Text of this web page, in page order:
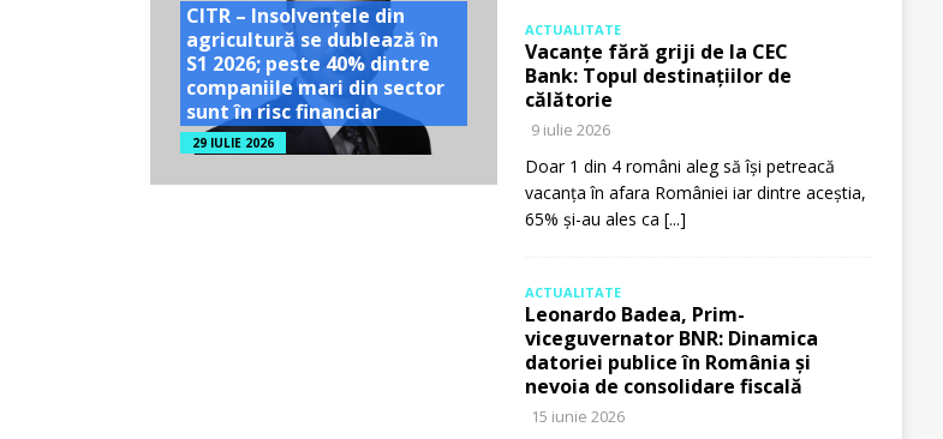
CITR – Insolvențele din
agricultură se dublează în
S1 2026; peste 40% dintre
companiile mari din sector
sunt în risc financiar
29 IULIE 2026
ACTUALITATE
Vacanțe fără griji de la CEC
Bank: Topul destinațiilor de
călătorie
9 iulie 2026
Doar 1 din 4 români aleg să își petreacă
vacanța în afara României iar dintre aceștia,
65% și-au ales ca [...]
ACTUALITATE
Leonardo Badea, Prim-
viceguvernator BNR: Dinamica
datoriei publice în România și
nevoia de consolidare fiscală
15 iunie 2026